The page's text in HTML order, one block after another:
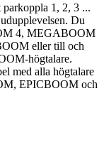
1, 2, 3 ...
Du
4, MEGABOOM
eller till och
högtalare.
med alla högtalare
EPICBOOM och